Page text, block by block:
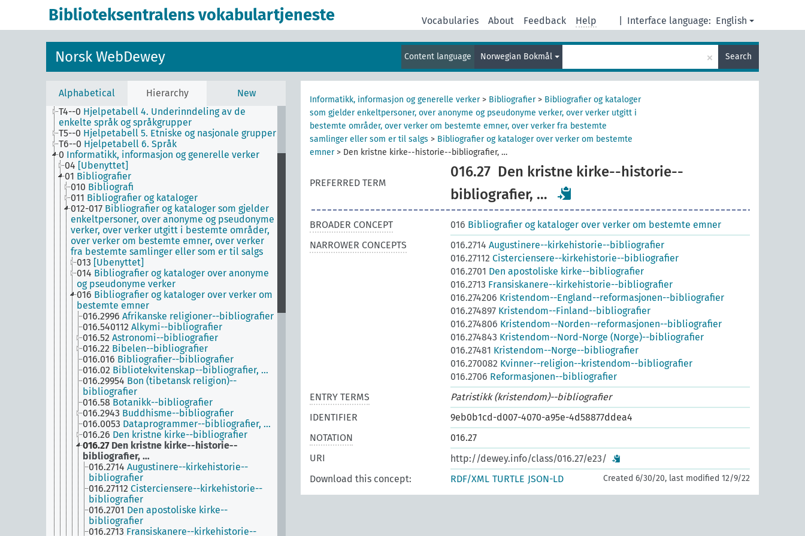
Biblioteksentralens vokabulartjeneste Interface language: English
Vocabularies About Feedback Help
Norsk WebDewey Content language Norwegian Bokmål × Search
Alphabetical Hierarchy New
T3--0 Hjelpetabell 3. Underinndeling av kunst, av
av eller om de enkelte forfattere
Hjelpetabell 3B. Underinndeling av verker
av eller om mer enn én forfatter
T3C--0 Hjelpetabell 3C. Tilleggsnumre for kunst og
litteratur
T4--0 Hjelpetabell 4. Underinndeling av de
enkelte språk og språkgrupper
T5--0 Hjelpetabell 5. Etniske og nasjonale grupper
T6--0 Hjelpetabell 6. Språk
0 Informatikk, informasjon og generelle verker
04 [Ubenyttet]
01 Bibliografier
010 Bibliografi
011 Bibliografier og kataloger
012-017 Bibliografier og kataloger som gjelder
enkeltpersoner, over anonyme og pseudonyme
verker, over verker utgitt i bestemte områder,
over verker om bestemte emner, over verker
fra bestemte samlinger eller som er til salgs
013 [Ubenyttet]
014 Bibliografier og kataloger over anonyme
og pseudonyme verker
016 Bibliografier og kataloger over verker om
bestemte emner
016.2996 Afrikanske religioner--bibliografier
016.540112 Alkymi--bibliografier
016.52 Astronomi--bibliografier
016.22 Bibelen--bibliografier
016.016 Bibliografier--bibliografier
016.02 Bibliotekvitenskap--bibliografier, …
016.29954 Bon (tibetansk religion)--
bibliografier
016.58 Botanikk--bibliografier
016.2943 Buddhisme--bibliografier
016.0053 Dataprogrammer--bibliografier, …
016.26 Den kristne kirke--bibliografier
016.27 Den kristne kirke--historie--
bibliografier, …
016.2714 Augustinere--kirkehistorie--
bibliografier
016.27112 Cisterciensere‎--kirkehistorie--
bibliografier
016.2701 Den apostoliske kirke--
bibliografier
016.2713 Fransiskanere--kirkehistorie--
Informatikk, informasjon og generelle verker> Bibliografier> Bibliografier og kataloger
som gjelder enkeltpersoner, over anonyme og pseudonyme verker, over verker utgitt i
bestemte områder, over verker om bestemte emner, over verker fra bestemte
samlinger eller som er til salgs > Bibliografier og kataloger over verker om bestemte
emner> Den kristne kirke--historie--bibliografier, …
PREFERRED TERM
016.27 Den kristne kirke--historie--
bibliografier, …
BROADER CONCEPT 016 Bibliografier og kataloger over verker om bestemte emner
NARROWER CONCEPTS
016.2714 Augustinere--kirkehistorie--bibliografier
016.27112 Cisterciensere‎--kirkehistorie--bibliografier
016.2701 Den apostoliske kirke--bibliografier
016.2713 Fransiskanere--kirkehistorie--bibliografier
016.274206 Kristendom--England--reformasjonen--bibliografier
016.274897 Kristendom--Finland--bibliografier
016.274806 Kristendom--Norden--reformasjonen--bibliografier
016.274843 Kristendom--Nord-Norge (Norge)--bibliografier
016.27481 Kristendom--Norge--bibliografier
016.270082 Kvinner--religion--kristendom--bibliografier
016.2706 Reformasjonen--bibliografier
ENTRY TERMS
Patristikk (kristendom)--bibliografier
IDENTIFIER
9eb0b1cd-d007-4070-a95e-4d58877ddea4
NOTATION
016.27
URI
http://dewey.info/class/016.27/e23/
Download this concept:
RDF/XML TURTLE JSON-LD Created 6/30/20, last modified 12/9/22